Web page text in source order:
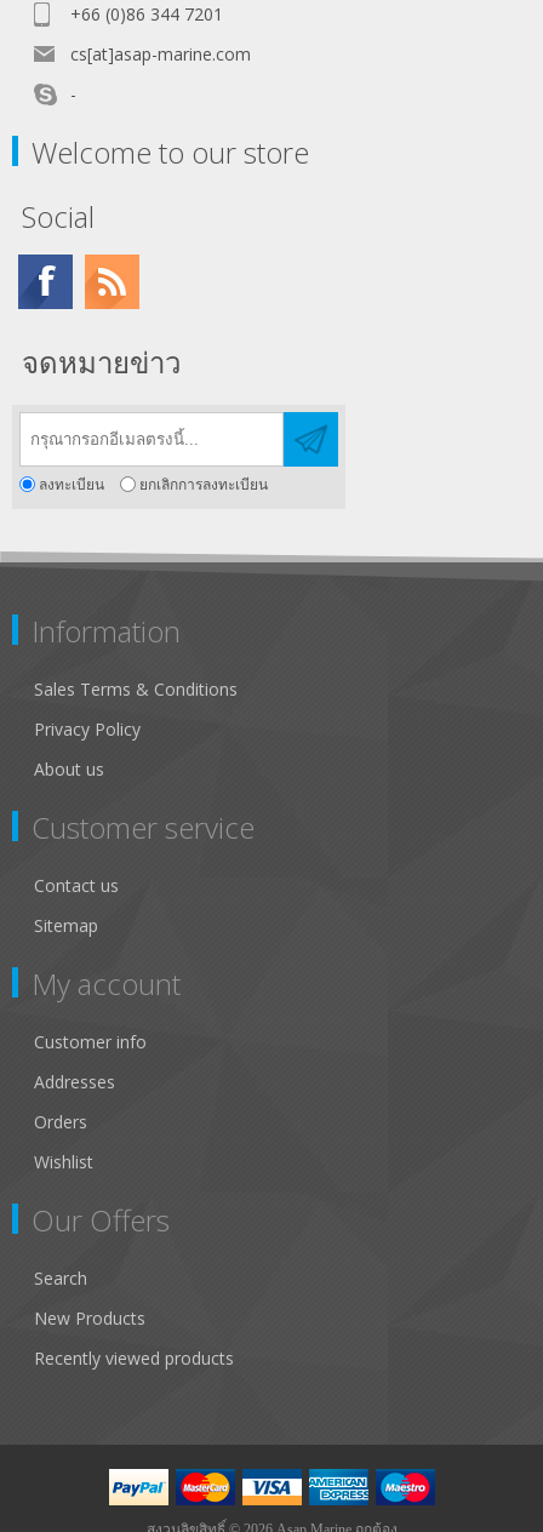
+66 (0)86 344 7201
cs[at]asap-marine.com
-
Welcome to our store
Social
จดหมายข่าว
ลงทะเบียน ยกเลิกการลงทะเบียน
Information
Sales Terms & Conditions
Privacy Policy
About us
Customer service
Contact us
Sitemap
My account
Customer info
Addresses
Orders
Wishlist
Our Offers
Search
New Products
Recently viewed products